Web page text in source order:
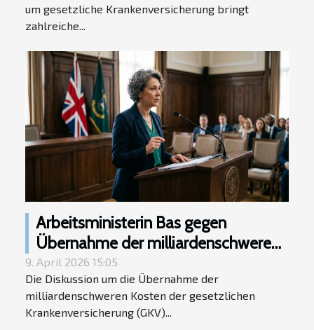
um gesetzliche Krankenversicherung bringt
zahlreiche...
Arbeitsministerin Bas gegen
Übernahme der milliardenschweren
GKV-Kosten für Bürgergeld-
Empfänger
9. April 2026 15:05
Die Diskussion um die Übernahme der
milliardenschweren Kosten der gesetzlichen
Krankenversicherung (GKV)...